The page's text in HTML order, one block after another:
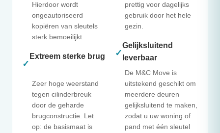
Hierdoor wordt
ongeautoriseerd
kopiëren van sleutels
sterk bemoeilijkt.
✓
Extreem sterke brug
Zeer hoge weerstand
tegen cilinderbreuk
door de geharde
brugconstructie. Let
op: de basismaat is
prettig voor dagelijks
gebruik door het hele
gezin.
✓
Gelijksluitend
leverbaar
De M&C Move is
uitstekend geschikt om
meerdere deuren
gelijksluitend te maken,
zodat u uw woning of
pand met één sleutel